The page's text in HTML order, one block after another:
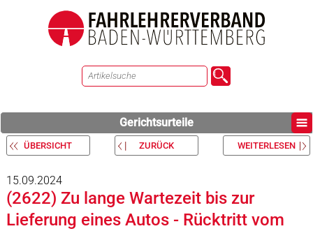
Gerichtsurteile
ÜBERSICHT ZURÜCK WEITERLESEN
15.09.2024
(2622) Zu lange Wartezeit bis zur
Lieferung eines Autos - Rücktritt vom